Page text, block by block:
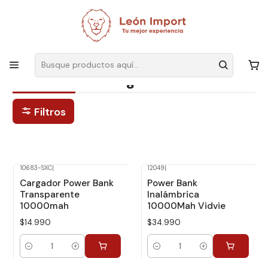
Envíos GRATIS
Power Bank Cargador
Power Bank Cargador
Filtros
10683-SXC|
Cargador Power Bank
Transparente
10000mah
$14.990
Cantidad
12049
Power Bank
Inalámbrica
10000Mah Vidvie
$34.990
Cantidad